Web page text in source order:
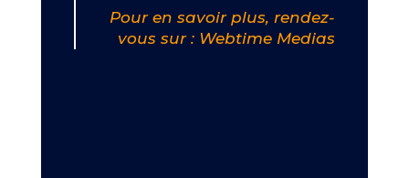
Pour en savoir plus, rendez-
vous sur : Webtime Medias